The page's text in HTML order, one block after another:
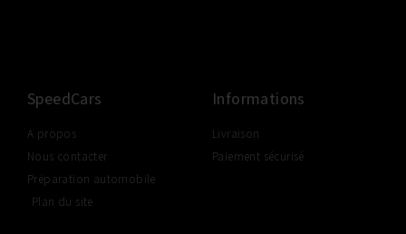
SpeedCars
A propos
Nous contacter
Préparation automobile
Plan du site
Informations
Livraison
Paiement sécurisé